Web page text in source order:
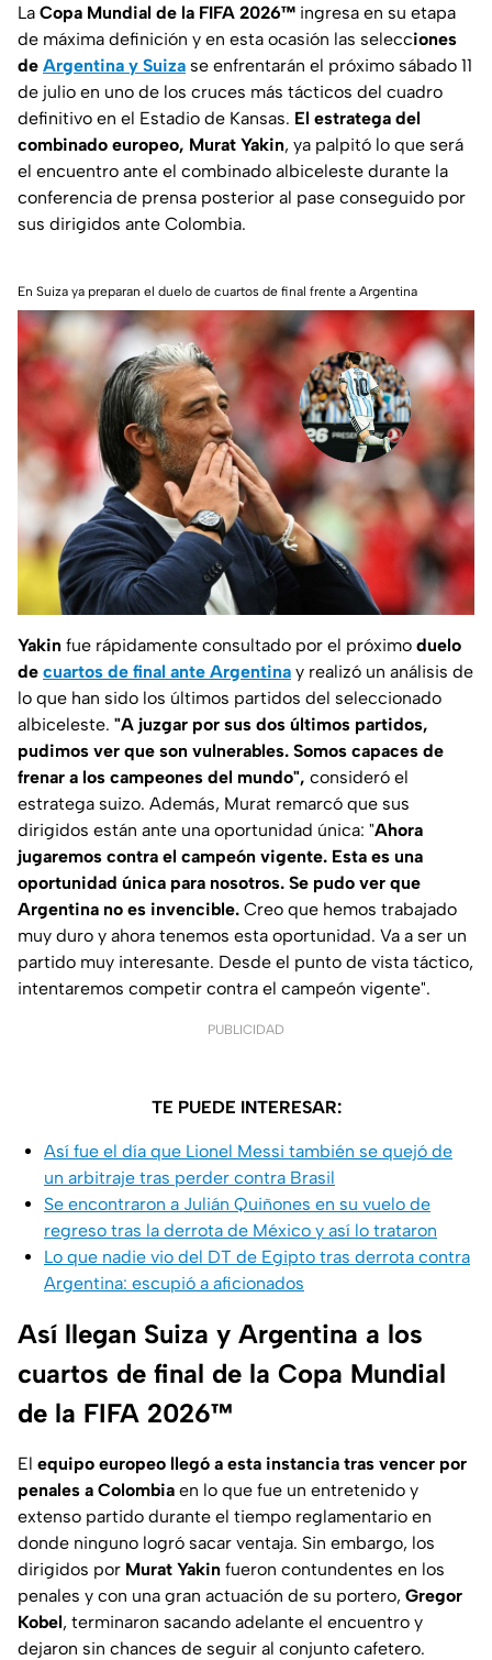
La Copa Mundial de la FIFA 2026™ ingresa en su etapa
de máxima definición y en esta ocasión las selecciones
de Argentina y Suiza se enfrentarán el próximo sábado 11
de julio en uno de los cruces más tácticos del cuadro
definitivo en el Estadio de Kansas. El estratega del
combinado europeo, Murat Yakin, ya palpitó lo que será
el encuentro ante el combinado albiceleste durante la
conferencia de prensa posterior al pase conseguido por
sus dirigidos ante Colombia.
En Suiza ya preparan el duelo de cuartos de final frente a Argentina
Yakin fue rápidamente consultado por el próximo duelo
de cuartos de final ante Argentina y realizó un análisis de
lo que han sido los últimos partidos del seleccionado
albiceleste. "A juzgar por sus dos últimos partidos,
pudimos ver que son vulnerables. Somos capaces de
frenar a los campeones del mundo", consideró el
estratega suizo. Además, Murat remarcó que sus
dirigidos están ante una oportunidad única: "Ahora
jugaremos contra el campeón vigente. Esta es una
oportunidad única para nosotros. Se pudo ver que
Argentina no es invencible. Creo que hemos trabajado
muy duro y ahora tenemos esta oportunidad. Va a ser un
partido muy interesante. Desde el punto de vista táctico,
intentaremos competir contra el campeón vigente".
PUBLICIDAD
TE PUEDE INTERESAR:
Así fue el día que Lionel Messi también se quejó de
un arbitraje tras perder contra Brasil
Se encontraron a Julián Quiñones en su vuelo de
regreso tras la derrota de México y así lo trataron
Lo que nadie vio del DT de Egipto tras derrota contra
Argentina: escupió a aficionados
Así llegan Suiza y Argentina a los
cuartos de final de la Copa Mundial
de la FIFA 2026™
El equipo europeo llegó a esta instancia tras vencer por
penales a Colombia en lo que fue un entretenido y
extenso partido durante el tiempo reglamentario en
donde ninguno logró sacar ventaja. Sin embargo, los
dirigidos por Murat Yakin fueron contundentes en los
penales y con una gran actuación de su portero, Gregor
Kobel, terminaron sacando adelante el encuentro y
dejaron sin chances de seguir al conjunto cafetero.